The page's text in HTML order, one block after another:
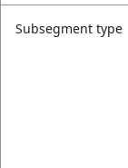
Subsegment type